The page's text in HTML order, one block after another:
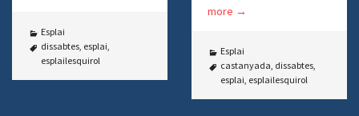
Esplai
dissabtes, esplai,
esplailesquirol
more →
Esplai
castanyada, dissabtes,
esplai, esplailesquirol